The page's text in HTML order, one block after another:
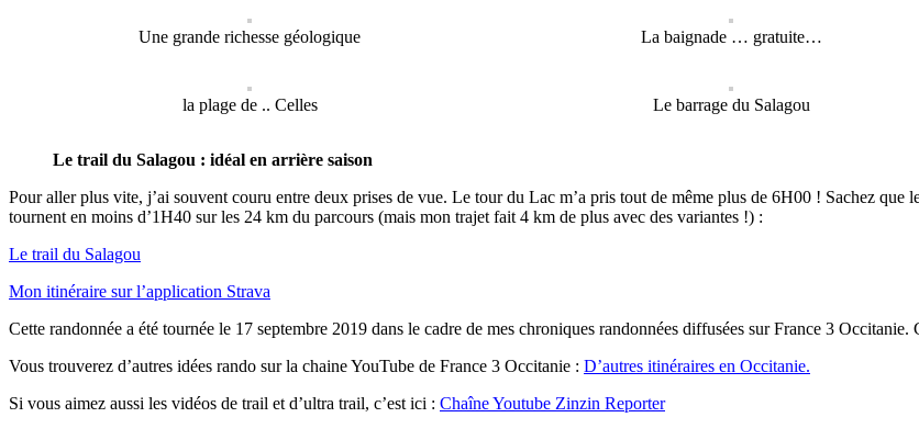
Une grande richesse géologique La baignade … gratuite…
la plage de .. Celles Le barrage du Salagou
Le trail du Salagou : idéal en arrière saison
Pour aller plus vite, j’ai souvent couru entre deux prises de vue. Le tour du Lac m’a pris tout de même plus de 6H00 ! Sachez que
tournent en moins d’1H40 sur les 24 km du parcours (mais mon trajet fait 4 km de plus avec des variantes !) :
Le trail du Salagou
Mon itinéraire sur l’application Strava
Cette randonnée a été tournée le 17 septembre 2019 dans le cadre de mes chroniques randonnées diffusées sur France 3
Vous trouverez d’autres idées rando sur la chaine YouTube de France 3 Occitanie : D’autres itinéraires en Occitanie.
Si vous aimez aussi les vidéos de trail et d’ultra trail, c’est ici : Chaîne Youtube Zinzin Reporter